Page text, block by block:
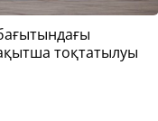
тоқтатылуы